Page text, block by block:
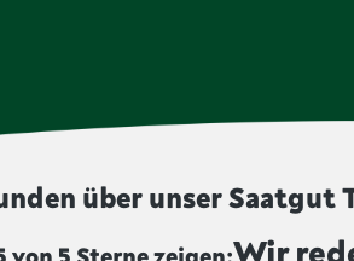
über unser Saatgut
von 5 Sterne zeigen:Wir